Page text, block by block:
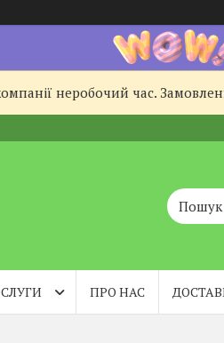
неробочий час.
ПРО НАС